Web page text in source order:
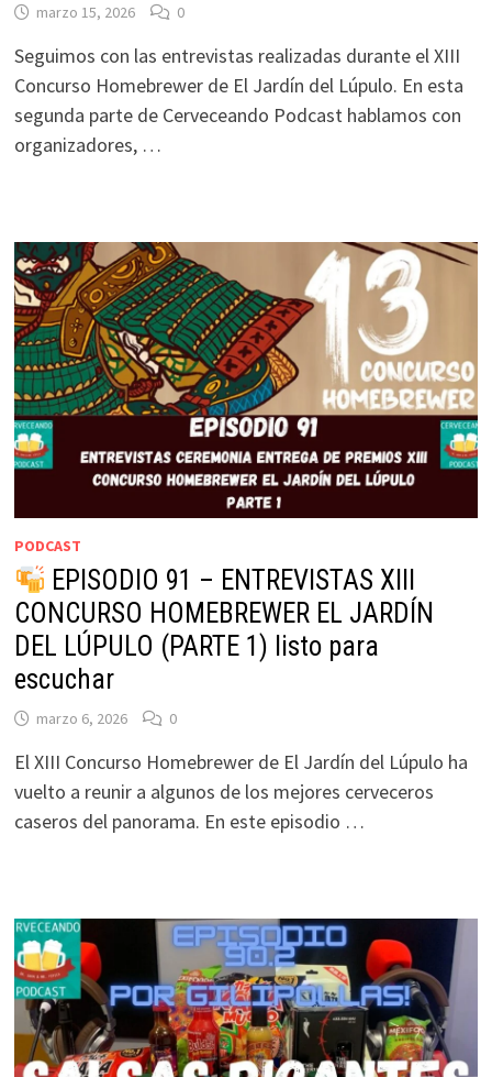
marzo 15, 2026 0
Seguimos con las entrevistas realizadas durante el XIII
Concurso Homebrewer de El Jardín del Lúpulo. En esta
segunda parte de Cerveceando Podcast hablamos con
organizadores, …
PODCAST
EPISODIO 91 – ENTREVISTAS XIII
CONCURSO HOMEBREWER EL JARDÍN
DEL LÚPULO (PARTE 1) listo para
escuchar
marzo 6, 2026 0
El XIII Concurso Homebrewer de El Jardín del Lúpulo ha
vuelto a reunir a algunos de los mejores cerveceros
caseros del panorama. En este episodio …